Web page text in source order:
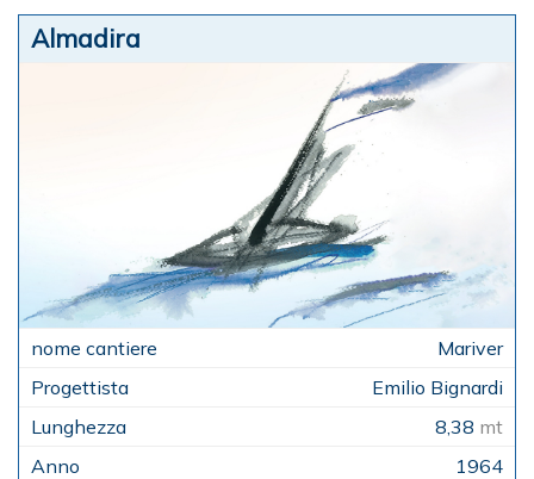
Almadira
Mariver
Emilio Bignardi
8,38 mt
1964